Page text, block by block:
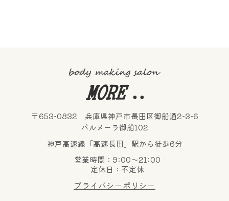
〒653-0832 兵庫県神戸市長田区御船通2-3-6
パルメーラ御船102
神戸高速線「高速長田」駅から徒歩6分
営業時間：9:00～21:00
定休日：不定休
プライバシーポリシー